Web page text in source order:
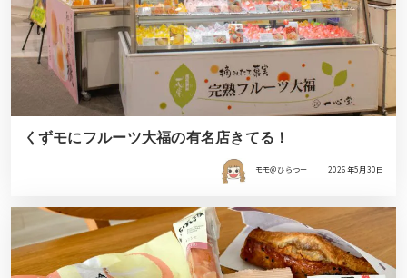
くずモにフルーツ大福の有名店きてる！
モモ＠ひらつー 2026年5月30日